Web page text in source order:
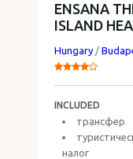
ENSANA
ISLAND
Hungary /
INCLUDED
трансфер
налог